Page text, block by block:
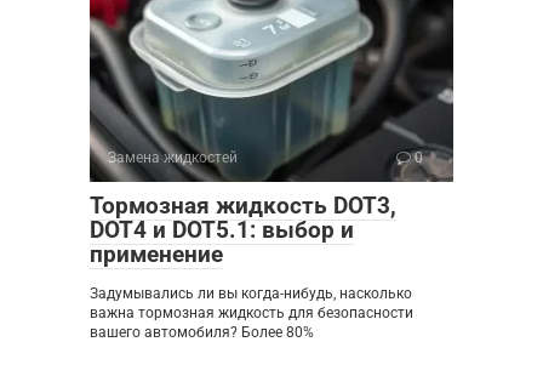
Замена жидкостей 0
Тормозная жидкость DOT3,
DOT4 и DOT5.1: выбор и
применение
Задумывались ли вы когда-нибудь, насколько
важна тормозная жидкость для безопасности
вашего автомобиля? Более 80%